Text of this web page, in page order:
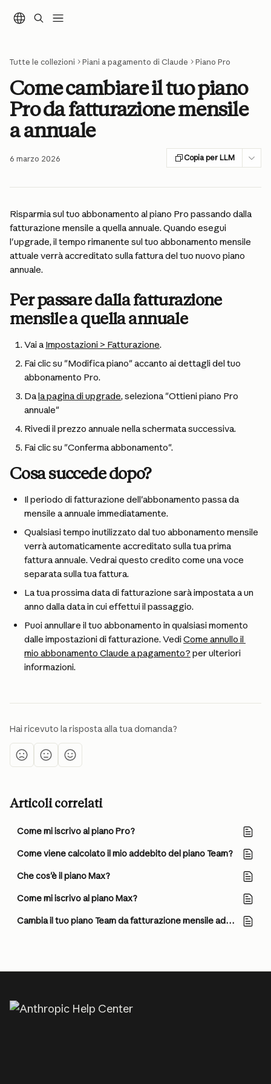
Tutte le collezioni Piani a pagamento di Claude Piano Pro
Come cambiare il tuo piano
Pro da fatturazione mensile
a annuale
6 marzo 2026 Copia per LLM
Risparmia sul tuo abbonamento al piano Pro passando dalla
fatturazione mensile a quella annuale. Quando esegui
l'upgrade, il tempo rimanente sul tuo abbonamento mensile
attuale verrà accreditato sulla fattura del tuo nuovo piano
annuale.
Per passare dalla fatturazione
mensile a quella annuale
Vai a Impostazioni > Fatturazione.
Fai clic su "Modifica piano" accanto ai dettagli del tuo
abbonamento Pro.
Da la pagina di upgrade, seleziona "Ottieni piano Pro
annuale"
Rivedi il prezzo annuale nella schermata successiva.
Fai clic su "Conferma abbonamento".
Cosa succede dopo?
Il periodo di fatturazione dell'abbonamento passa da
mensile a annuale immediatamente.
Qualsiasi tempo inutilizzato dal tuo abbonamento mensile
verrà automaticamente accreditato sulla tua prima
fattura annuale. Vedrai questo credito come una voce
separata sulla tua fattura.
La tua prossima data di fatturazione sarà impostata a un
anno dalla data in cui effettui il passaggio.
Puoi annullare il tuo abbonamento in qualsiasi momento
dalle impostazioni di fatturazione. Vedi Come annullo il
mio abbonamento Claude a pagamento? per ulteriori
informazioni.
Hai ricevuto la risposta alla tua domanda?
Articoli correlati
Come mi iscrivo al piano Pro?
Come viene calcolato il mio addebito del piano Team?
Che cos'è il piano Max?
Come mi iscrivo al piano Max?
Cambia il tuo piano Team da fatturazione mensile ad annuale